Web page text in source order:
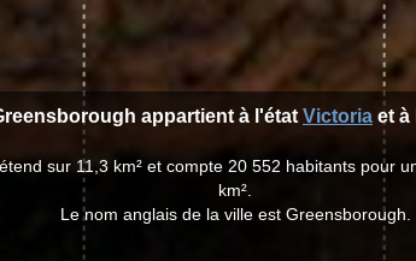
appartient à l'état Victoria et à
sur 11,3 km² et compte 20 552 habitants pour
km².
Le nom anglais de la ville est Greensborough.